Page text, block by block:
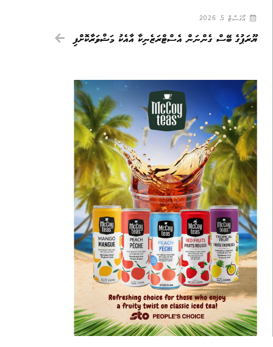
އޯގަސްޓް 5, 2026
ޔޫރަޕުގެ ބޭސް ގެންނަން އެސްޓްރަޒެނިކާ އާއެކު މަޝްވަރާކޮށްފި